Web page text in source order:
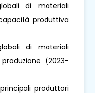
di materiali
produttiva
di materiali
(2023-
produttori